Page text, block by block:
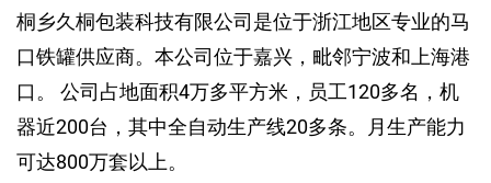
桐乡久桐包装科技有限公司是位于浙江地区专业的马
口铁罐供应商。本公司位于嘉兴，毗邻宁波和上海港
口。 公司占地面积4万多平方米，员工120多名，机
器近200台，其中全自动生产线20多条。月生产能力
可达800万套以上。